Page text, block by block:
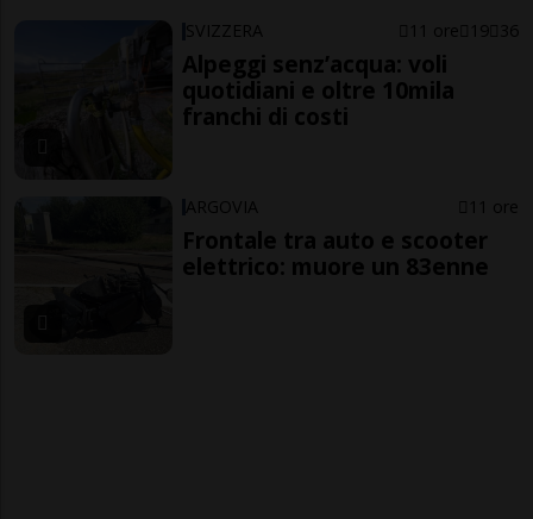
SVIZZERA 11 ore 19 36
Alpeggi senz’acqua: voli
quotidiani e oltre 10mila
franchi di costi
ARGOVIA 11 ore
Frontale tra auto e scooter
elettrico: muore un 83enne